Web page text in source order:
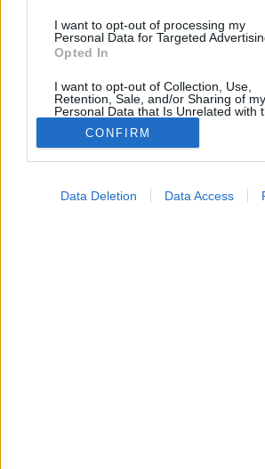
I want to opt-out of processing my
Personal Data for Targeted
Opted In
I want to opt-out of Collection, Use,
Retention, Sale, and/or Sharing of my
Personal Data that Is Unrelated with
Purposes for which it was collected.
Opted Out
CONFIRM
Data Deletion Data Access
2025. március 29. 06:14
Küldés Küldés